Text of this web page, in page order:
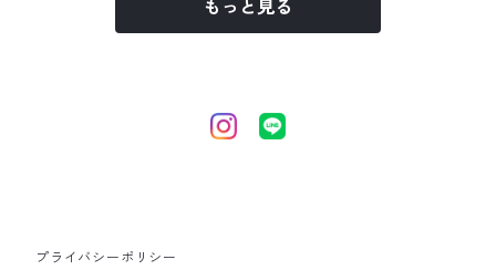
もっと見る
プライバシーポリシー